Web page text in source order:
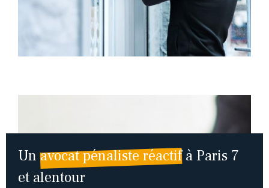
Unavocat pénaliste réactifà Paris 7
et alentour